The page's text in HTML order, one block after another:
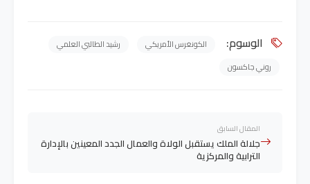
الوسوم: الكونغرس الأمريكي
رشيد الطالبي العلمي
روني جاكسون
المقال السابق
جلالة الملك يستقبل الولاة والعمال الجدد المعينين بالإدارة
الترابية والمركزية